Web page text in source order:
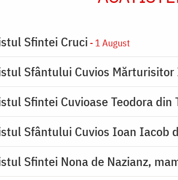
Sfintei Cruci - 1 August
Sfântului Cuvios
Sfintei Cuvioase Teodora din
Sfântului Cuvios Ioan Iacob
Sfintei Nona de Nazianz,